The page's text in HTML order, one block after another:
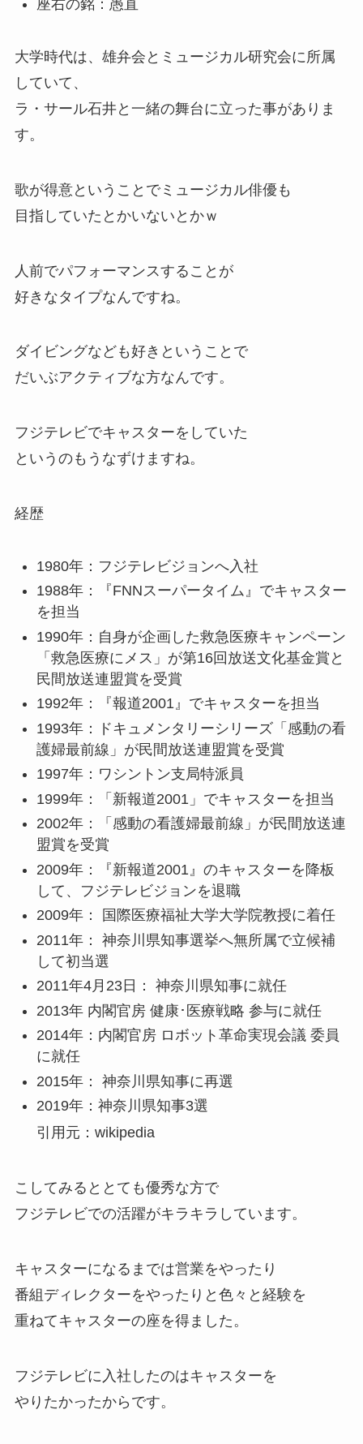
座右の銘：愚直
大学時代は、雄弁会とミュージカル研究会に所属
していて、
ラ・サール石井と一緒の舞台に立った事がありま
す。
歌が得意ということでミュージカル俳優も
目指していたとかいないとかｗ
人前でパフォーマンスすることが
好きなタイプなんですね。
ダイビングなども好きということで
だいぶアクティブな方なんです。
フジテレビでキャスターをしていた
というのもうなずけますね。
経歴
1980年： フジテレビジョンへ入社
1988年：『FNNスーパータイム』でキャスター
を担当
1990年：自身が企画した救急医療キャンペーン
「救急医療にメス」が第16回放送文化基金賞と
民間放送連盟賞を受賞
1992年：『報道2001』でキャスターを担当
1993年：ドキュメンタリーシリーズ「感動の看
護婦最前線」が民間放送連盟賞を受賞
1997年： ワシントン支局特派員
1999年：「新報道2001」でキャスターを担当
2002年：「感動の看護婦最前線」が民間放送連
盟賞を受賞
2009年：『新報道2001』のキャスターを降板
して、
フジテレビジョンを退職
2009年：
国際医療福祉大学大学院教授に着任
2011年： 神奈川県知事選挙へ無所属で立候補
して初当選
2011年4月23日： 神奈川県知事に就任
2013年 内閣官房 健康･医療戦略 参与に就任
2014年：内閣官房 ロボット革命実現会議 委員
に就任
2015年： 神奈川県知事に再選
2019年： 神奈川県知事3選
引用元：wikipedia
こしてみるととても優秀な方で
フジテレビでの活躍がキラキラしています。
キャスターになるまでは営業をやったり
番組ディレクターをやったりと色々と経験を
重ねてキャスターの座を得ました。
フジテレビに入社したのはキャスターを
やりたかったからです。